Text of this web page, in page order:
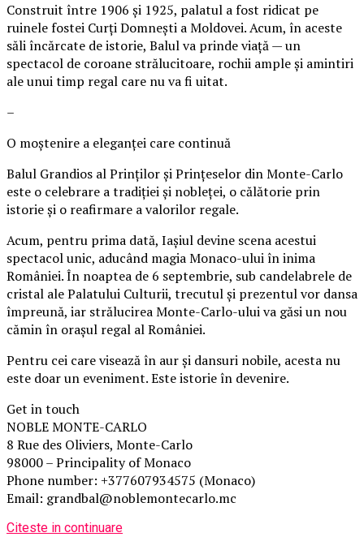
Construit între 1906 și 1925, palatul a fost ridicat pe
ruinele fostei Curți Domnești a Moldovei. Acum, în aceste
săli încărcate de istorie, Balul va prinde viață — un
spectacol de coroane strălucitoare, rochii ample și amintiri
ale unui timp regal care nu va fi uitat.
–
O moștenire a eleganței care continuă
Balul Grandios al Prinților și Prințeselor din Monte-Carlo
este o celebrare a tradiției și nobleței, o călătorie prin
istorie și o reafirmare a valorilor regale.
Acum, pentru prima dată, Iașiul devine scena acestui
spectacol unic, aducând magia Monaco-ului în inima
României. În noaptea de 6 septembrie, sub candelabrele de
cristal ale Palatului Culturii, trecutul și prezentul vor dansa
împreună, iar strălucirea Monte-Carlo-ului va găsi un nou
cămin în orașul regal al României.
Pentru cei care visează în aur și dansuri nobile, acesta nu
este doar un eveniment. Este istorie în devenire.
Get in touch
NOBLE MONTE-CARLO
8 Rue des Oliviers, Monte-Carlo
98000 – Principality of Monaco
Phone number: +377607934575 (Monaco)
Email: grandbal@noblemontecarlo.mc
Citeste in continuare